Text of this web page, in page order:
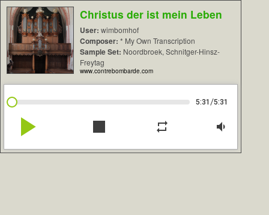
Christus der ist mein Leben
User: wimbomhof
Composer: * My Own Transcription
Sample Set: Noordbroek, Schnitger-Hinsz-
Freytag
www.contrebombarde.com
5:31 /5:31
play_arrow stop repeat volume_down